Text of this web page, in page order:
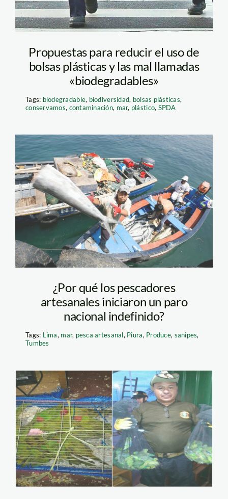
Propuestas para reducir el uso de
bolsas plásticas y las mal llamadas
«biodegradables»
Tags: biodegradable, biodiversidad, bolsas plásticas,
conservamos, contaminación, mar, plástico, SPDA
pescador—andina—
pesca
¿Por qué los pescadores
artesanales iniciaron un paro
nacional indefinido?
Tags: Lima, mar, pesca artesanal, Piura, Produce, sanipes,
Tumbes